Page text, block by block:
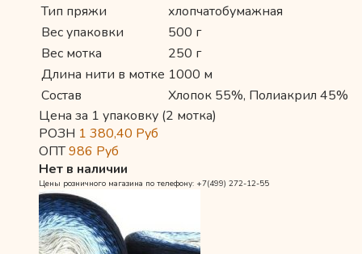
Тип пряжи
хлопчатобумажная
Вес упаковки
500 г
Вес мотка
250 г
Длина нити в мотке 1000 м
Состав
Хлопок 55%, Полиакрил 45%
Цена за 1 упаковку (2 мотка)
РОЗН 1 380,40 Руб
ОПТ986 Руб
Нет в наличии
Цены розничного магазина по телефону: +7(499) 272-12-55